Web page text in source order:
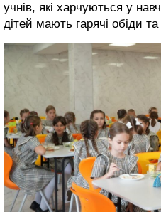
учнів, які харчуються у
дітей мають гарячі обіди